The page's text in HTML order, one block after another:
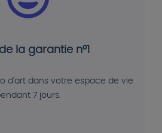
la garantie n°1
d'art dans votre espace de vie
7 jours.